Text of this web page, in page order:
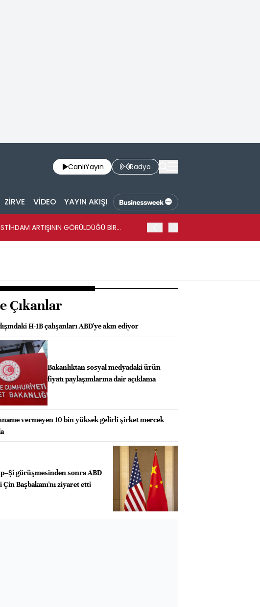
CanlıYayın Radyo
ZİRVE VİDEO YAYIN AKIŞI
ARTIŞININ GÖRÜLDÜĞÜ BİR
Çıkanlar
H-1B çalışanları ABD'ye akın ediyor
Bakanlıktan sosyal medyadaki ürün
fiyatı paylaşımlarına dair açıklama
vermeyen 10 bin yüksek gelirli şirket mercek
görüşmesinden sonra ABD
Çin Başbakanı'nı ziyaret etti